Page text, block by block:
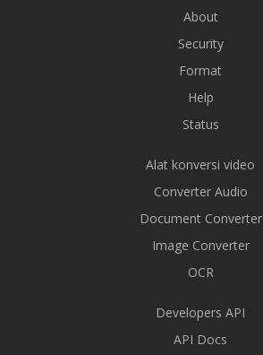
About
Security
Format
Help
Status
Alat konversi video
Converter Audio
Document Converter
Image Converter
OCR
Developers API
API Docs